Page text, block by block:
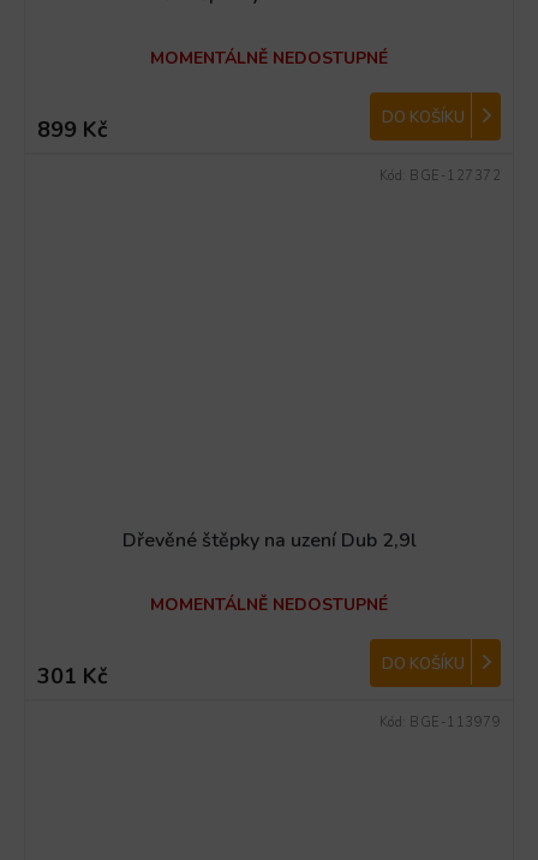
MOMENTÁLNĚ NEDOSTUPNÉ
899 Kč DO KOŠÍKU
Dřevěné štěpky na uzení Dub 2,9l
MOMENTÁLNĚ NEDOSTUPNÉ
301 Kč DO KOŠÍKU
Kód: BGE-127372
Kód: BGE-113979